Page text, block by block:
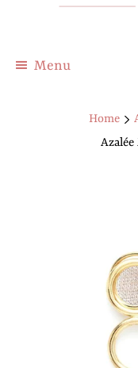
Menu
Home